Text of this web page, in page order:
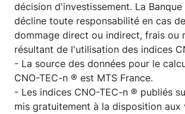
décision d'investissement. La Banque
décline toute responsabilité en cas
dommage direct ou indirect, frais ou
résultant de l'utilisation des indices
- La source des données pour le
CNO-TEC-n ® est MTS France.
- Les indices CNO-TEC-n ® publiés
mis gratuitement à la disposition aux